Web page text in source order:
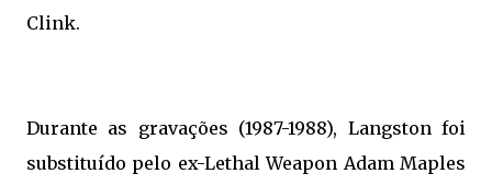
Clink.
Durante as gravações (1987-1988), Langston foi
substituído pelo ex-Lethal Weapon Adam Maples